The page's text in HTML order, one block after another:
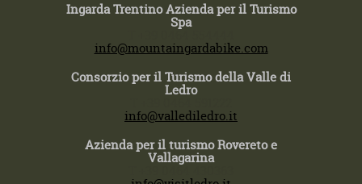
Ingarda Trentino Azienda per il Turismo
Spa
info@mountaingardabike.com
Consorzio per il Turismo della Valle di
Ledro
info@vallediledro.it
Azienda per il turismo Rovereto e
Vallagarina